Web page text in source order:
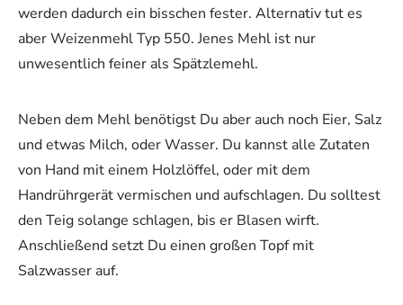
werden dadurch ein bisschen fester. Alternativ tut es
aber Weizenmehl Typ 550. Jenes Mehl ist nur
unwesentlich feiner als Spätzlemehl.
Neben dem Mehl benötigst Du aber auch noch Eier, Salz
und etwas Milch, oder Wasser. Du kannst alle Zutaten
von Hand mit einem Holzlöffel, oder mit dem
Handrührgerät vermischen und aufschlagen. Du solltest
den Teig solange schlagen, bis er Blasen wirft.
Anschließend setzt Du einen großen Topf mit
Salzwasser auf.